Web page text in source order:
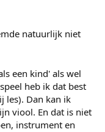
natuurlijk niet
een kind' als wel
heb ik dat best
les). Dan kan ik
viool. En dat is niet
instrument en